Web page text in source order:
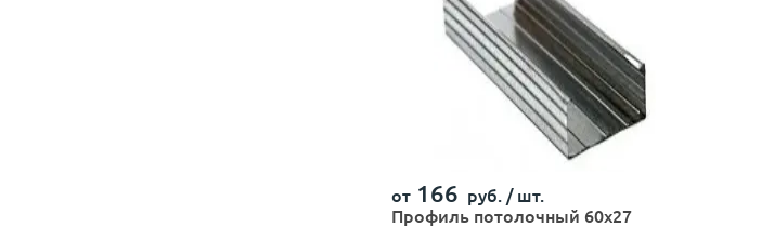
от 166 руб. / шт.
Профиль потолочный 60х27